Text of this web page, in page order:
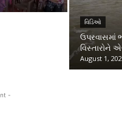
વિડિઓ
ઉપરવાસમાં
વિસ્તારોને
August 1,
-